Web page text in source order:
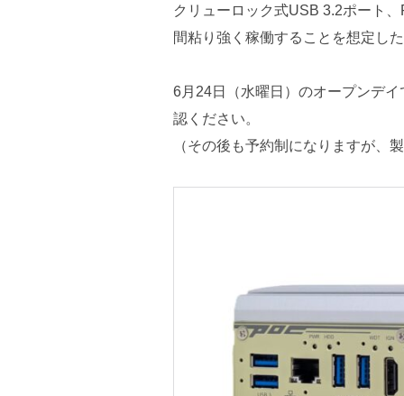
クリューロック式USB 3.2ポート
間粘り強く稼働することを想定し
6月24日（水曜日）のオープンデ
認ください。
（その後も予約制になりますが、